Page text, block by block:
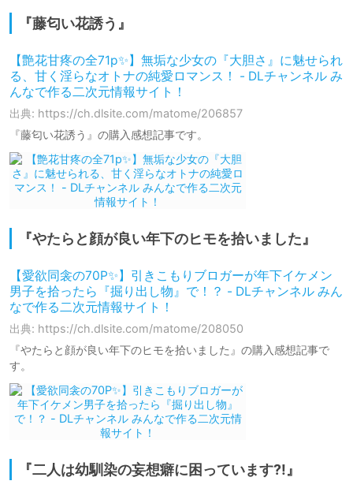
『藤匂い花誘う』
【艶花甘疼の全71p✨】無垢な少女の『大胆さ』に魅せられ
る、甘く淫らなオトナの純愛ロマンス！ - DLチャンネル み
んなで作る二次元情報サイト！
出典: https://ch.dlsite.com/matome/206857
『藤匂い花誘う』の購入感想記事です。
『やたらと顔が良い年下のヒモを拾いました』
【愛欲同衾の70P✨】引きこもりブロガーが年下イケメン
男子を拾ったら『掘り出し物』で！？ - DLチャンネル みん
なで作る二次元情報サイト！
出典: https://ch.dlsite.com/matome/208050
『やたらと顔が良い年下のヒモを拾いました』の購入感想記事で
す。
『二人は幼馴染の妄想癖に困っています?!』